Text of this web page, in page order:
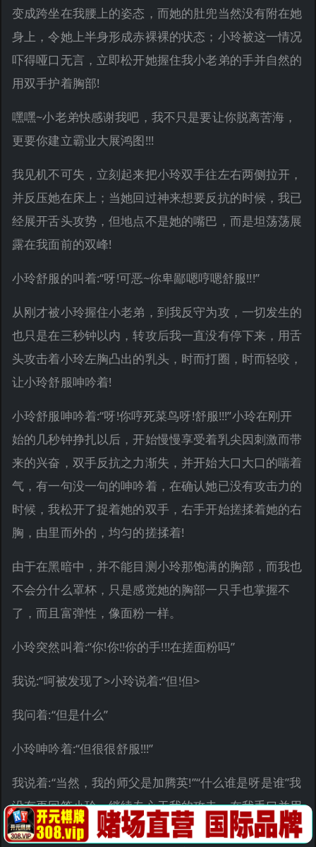
变成跨坐在我腰上的姿态，而她的肚兜当然没有附在她
身上，令她上半身形成赤裸裸的状态；小玲被这一情况
吓得哑口无言，立即松开她握住我小老弟的手并自然的
用双手护着胸部!
嘿嘿~小老弟快感谢我吧，我不只是要让你脱离苦海，
更要你建立霸业大展鸿图!!!
我见机不可失，立刻起来把小玲双手往左右两侧拉开，
并反压她在床上；当她回过神来想要反抗的时候，我已
经展开舌头攻势，但地点不是她的嘴巴，而是坦荡荡展
露在我面前的双峰!
小玲舒服的叫着:“呀!可恶~你卑鄙嗯哼嗯舒服!!!”
从刚才被小玲握住小老弟，到我反守为攻，一切发生的
也只是在三秒钟以内，转攻后我一直没有停下来，用舌
头攻击着小玲左胸凸出的乳头，时而打圈，时而轻咬，
让小玲舒服呻吟着!
小玲舒服呻吟着:“呀!你哼死菜鸟呀!舒服!!!”小玲在刚开
始的几秒钟挣扎以后，开始慢慢享受着乳尖因刺激而带
来的兴奋，双手反抗之力渐失，并开始大口大口的喘着
气，有一句没一句的呻吟着，在确认她已没有攻击力的
时候，我松开了捉着她的双手，右手开始搓揉着她的右
胸，由里而外的，均匀的搓揉着!
由于在黑暗中，并不能目测小玲那饱满的胸部，而我也
不会分什么罩杯，只是感觉她的胸部一只手也掌握不
了，而且富弹性，像面粉一样。
小玲突然叫着:“你!你!!你的手!!!在搓面粉吗”
我说:“呵被发现了>小玲说着:“但!但>
我问着:“但是什么”
小玲呻吟着:“但很很舒服!!!”
我说着:“当然，我的师父是加腾英!”“什么谁是呀是谁”我
没有再回答小玲，继续专心于我的攻击，在我手口并用
的刺激她胸部的时候，我的左手并没有闲着，我漫游于